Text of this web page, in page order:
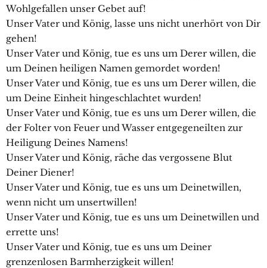
Wohlgefallen unser Gebet auf!
Unser Vater und König, lasse uns nicht unerhört von Dir
gehen!
Unser Vater und König, tue es uns um Derer willen, die
um Deinen heiligen Namen gemordet worden!
Unser Vater und König, tue es uns um Derer willen, die
um Deine Einheit hingeschlachtet wurden!
Unser Vater und König, tue es uns um Derer willen, die
der Folter von Feuer und Wasser entgegeneilten zur
Heiligung Deines Namens!
Unser Vater und König, räche das vergossene Blut
Deiner Diener!
Unser Vater und König, tue es uns um Deinetwillen,
wenn nicht um unsertwillen!
Unser Vater und König, tue es uns um Deinetwillen und
errette uns!
Unser Vater und König, tue es uns um Deiner
grenzenlosen Barmherzigkeit willen!